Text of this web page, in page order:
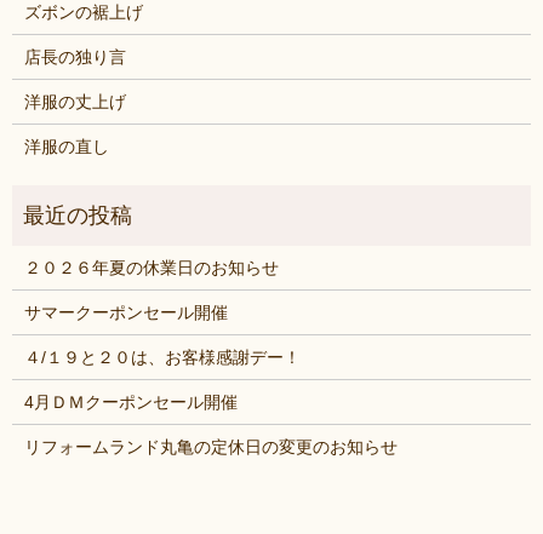
ズボンの裾上げ
店長の独り言
洋服の丈上げ
洋服の直し
２０２６年夏の休業日のお知らせ
サマークーポンセール開催
４/１９と２０は、お客様感謝デー！
4月ＤＭクーポンセール開催
リフォームランド丸亀の定休日の変更のお知らせ